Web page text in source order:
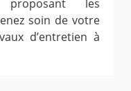
les
soin de votre
d’entretien à